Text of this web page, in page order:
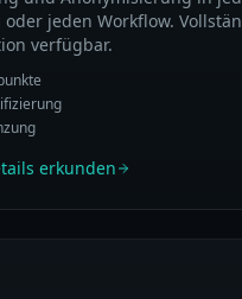
jeden Workflow.
verfügbar.
erkunden